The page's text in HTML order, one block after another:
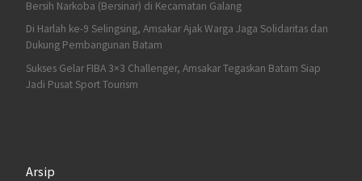
Bersih Narkoba (Bersinar) di Kecamatan Galang
Di Harlah ke-9 Selingsing, Amsakar Ajak Warga Jaga Solidaritas dan
Dukung Pembangunan Batam
Sukses Gelar FIBA 3×3 Challenger, Amsakar Tegaskan Batam Siap
Jadi Pusat Sport Tourism
Arsip